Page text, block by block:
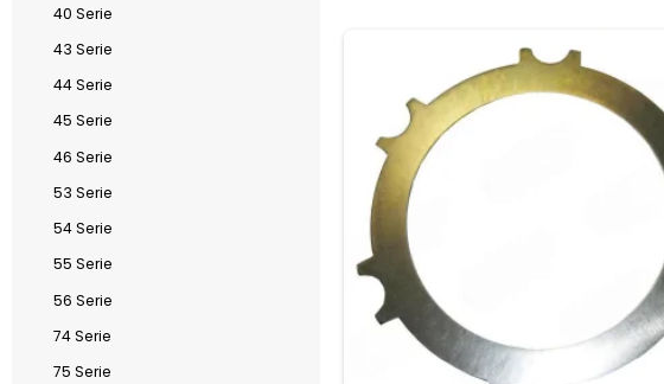
40 Serie
43 Serie
44 Serie
45 Serie
46 Serie
53 Serie
54 Serie
55 Serie
56 Serie
74 Serie
75 Serie